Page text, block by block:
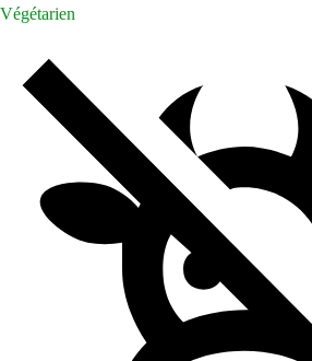
Végétarien